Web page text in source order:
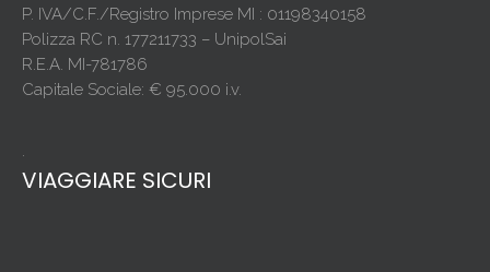
P. IVA/C.F./Registro Imprese MI : 01198340158
Polizza RC n. 177211733 – UnipolSai
R.E.A. MI-781786
Capitale Sociale: € 95.000 i.v.
.
VIAGGIARE SICURI